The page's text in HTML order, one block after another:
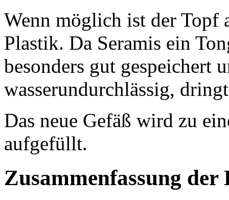
Wenn möglich ist der Topf
Plastik. Da Seramis ein
besonders gut gespeichert
wasserundurchlässig,
Das neue Gefäß wird zu
aufgefüllt.
Zusammenfassung der